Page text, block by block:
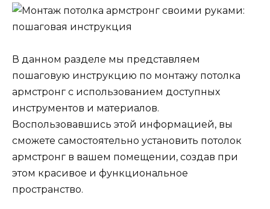
В данном разделе мы представляем
пошаговую инструкцию по монтажу потолка
армстронг с использованием доступных
инструментов и материалов.
Воспользовавшись этой информацией, вы
сможете самостоятельно установить потолок
армстронг в вашем помещении, создав при
этом красивое и функциональное
пространство.